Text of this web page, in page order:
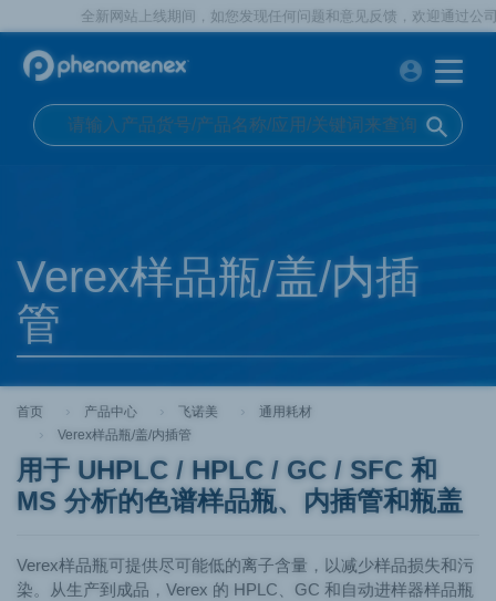
全新网站上线期间，如您发现任何问题和意见反馈，欢迎通过公司官方电
search
account_circle
Verex样品瓶/盖/内插
管
首页 产品中心 飞诺美
通用耗材
Verex样品瓶/盖/内插管
用于 UHPLC / HPLC / GC / SFC 和
MS 分析的色谱样品瓶、内插管和瓶盖
Verex样品瓶可提供尽可能低的离子含量，以减少样品损失和污
染。从生产到成品，Verex 的 HPLC、GC 和自动进样器样品瓶